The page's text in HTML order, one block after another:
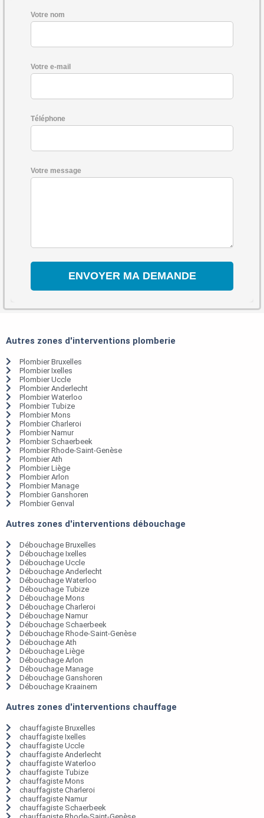
Votre nom
Votre e-mail
Téléphone
Votre message
Autres zones d'interventions plomberie
Plombier Bruxelles
Plombier Ixelles
Plombier Uccle
Plombier Anderlecht
Plombier Waterloo
Plombier Tubize
Plombier Mons
Plombier Charleroi
Plombier Namur
Plombier Schaerbeek
Plombier Rhode-Saint-Genèse
Plombier Ath
Plombier Liège
Plombier Arlon
Plombier Manage
Plombier Ganshoren
Plombier Genval
Autres zones d'interventions débouchage
Débouchage Bruxelles
Débouchage Ixelles
Débouchage Uccle
Débouchage Anderlecht
Débouchage Waterloo
Débouchage Tubize
Débouchage Mons
Débouchage Charleroi
Débouchage Namur
Débouchage Schaerbeek
Débouchage Rhode-Saint-Genèse
Débouchage Ath
Débouchage Liège
Débouchage Arlon
Débouchage Manage
Débouchage Ganshoren
Débouchage Kraainem
Autres zones d'interventions chauffage
chauffagiste Bruxelles
chauffagiste Ixelles
chauffagiste Uccle
chauffagiste Anderlecht
chauffagiste Waterloo
chauffagiste Tubize
chauffagiste Mons
chauffagiste Charleroi
chauffagiste Namur
chauffagiste Schaerbeek